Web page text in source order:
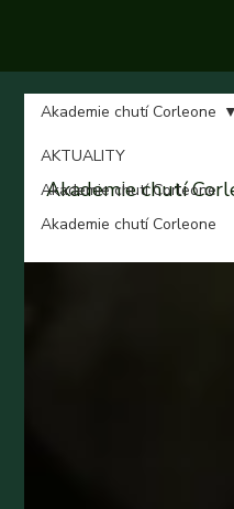
AKTUALITY
Akademie chutí Corleone
Akademie chutí Corleone
Akademie chutí Corleone
Akademie chutí